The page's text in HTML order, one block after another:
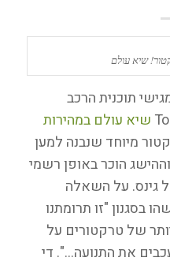
תוכנית הרכב
שיא עולם במהירות
מיוחד שנבנה למען
כ-140 קמ"ש, וההישג הוכר באופן רשמי
גינס. על השאלה
בסגנון "זו תרומתנו
של טרקטורים על
את התנועה…". די